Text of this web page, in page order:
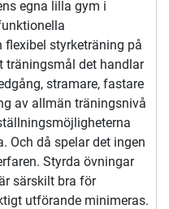
egna lilla gym i
styrketräning på
träningsmål det handlar
stramare, fastare
av allmän träningsnivå
Och då spelar det ingen
Styrda övningar
särskilt bra för
utförande minimeras.